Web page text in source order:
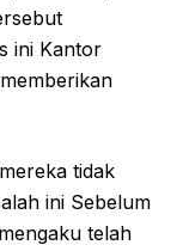
ini Kantor
tidak
ini Sebelum
telah